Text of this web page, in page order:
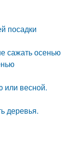
посадки
сажать осенью
или весной.
деревья.